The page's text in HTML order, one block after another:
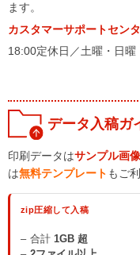
ます。
カスタマーサポートセン
18:00定休日／土曜・日曜
データ入稿ガ
印刷データはサンプル画像
は無料テンプレート もご
zip圧縮して入稿
合計 1GB 超